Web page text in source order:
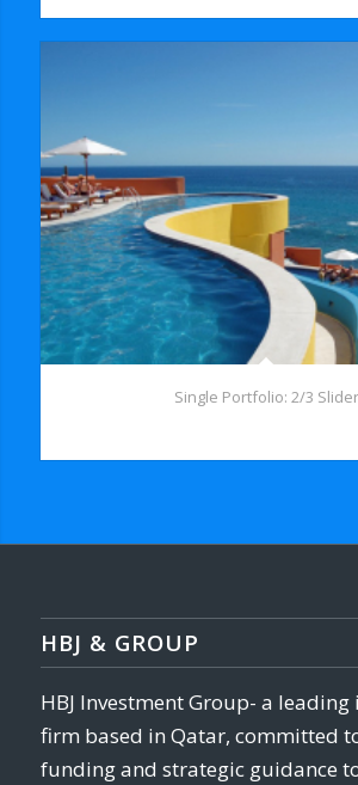
Single Portfolio: 2/3 Slider
HBJ & GROUP
HBJ Investment Group- a leading
firm based in Qatar, committed
funding and strategic guidance